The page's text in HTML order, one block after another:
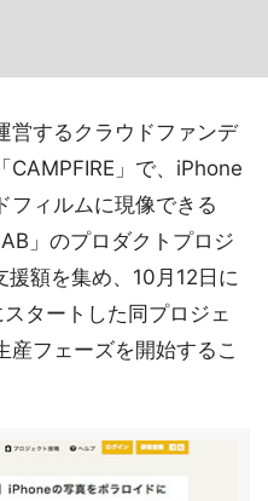
営するクラウドファンデ
CAMPFIRE」で、iPhone
フィルムに現像できる
」のプロダクトプロジ
額を集め、10月12日に
タートした同プロジェ
産フェーズを開始するこ